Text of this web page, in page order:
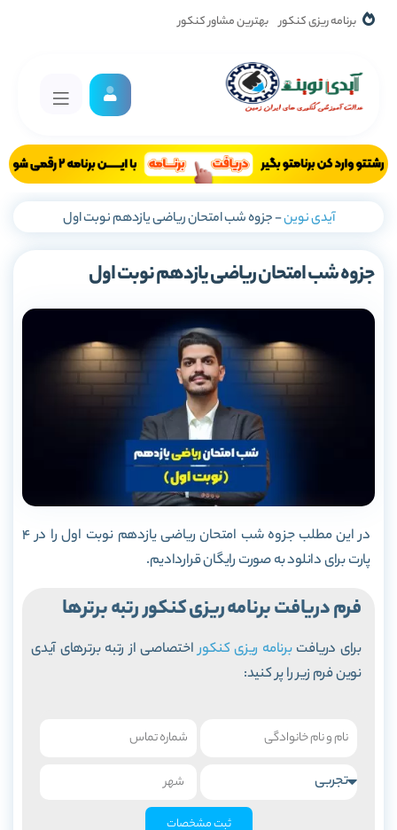
برنامه ریزی کنکور بهترین مشاور کنکور
آیدی نوین-جزوه شب امتحان ریاضی یازدهم نوبت اول
جزوه شب امتحان ریاضی یازدهم نوبت اول
در این مطلب جزوه شب امتحان ریاضی یازدهم نوبت اول را در 4
پارت برای دانلود به صورت رایگان قراردادیم.
فرم دریافت برنامه ریزی کنکور رتبه برترها
برای دریافتبرنامه ریزی کنکوراختصاصی از رتبه برترهای آیدی
نوین فرم زیر را پر کنید:
ثبت مشخصات